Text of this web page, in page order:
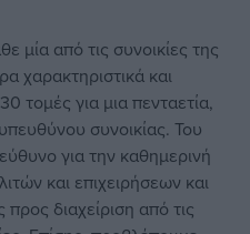
μία από τις συνοικίες της
χαρακτηριστικά και
τομές για μια πενταετία,
συνοικίας. Του
για την καθημερινή
και επιχειρήσεων και
διαχείριση από τις